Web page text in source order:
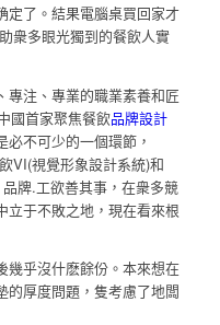
定了。結果電腦桌買回家才
衆多眼光獨到的餐飲人實
專注、專業的職業素養和匠
國首家聚焦餐飲品牌設計
必不可少的一個環節，
VI(視覺形象設計系統)和
牌.工欲善其事，在衆多競
立于不敗之地，現在看來根
幾乎沒什麽餘份。本來想在
的厚度問題，隻考慮了地闆